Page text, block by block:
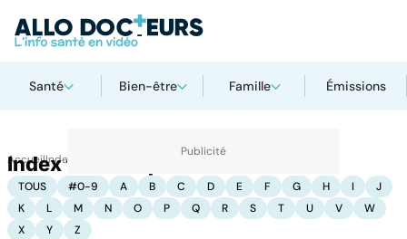
Santé Bien-être Famille Émissions
AccueilIndex thématiques
Index thématique : V
TOUS #0-9 A B C D E F G H I
J
K
L M N O P Q R S T U V
W
X
Y Z